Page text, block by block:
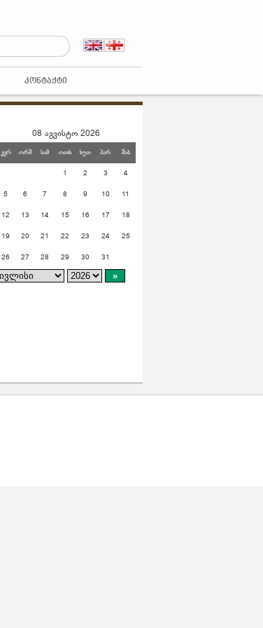
ᲙᲝᲜᲢᲐᲥᲢᲘ
08 აგვისტო 2026
კვრ ორშ სამ ოთხ ხუთ პარ შაბ
1 2 3 4
5 6 7 8 9 10 11
12 13 14 15 16 17 18
19 20 21 22 23 24 25
26 27 28 29 30 31